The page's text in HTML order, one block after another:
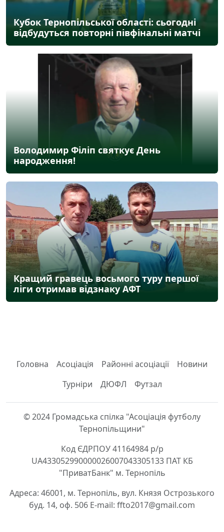
Кубок Тернопільської області: сьогодні
відбудуться повторні півфінальні матчі
Володимир Філіп святкує День
народження!
Кращий гравець восьмого туру першої
ліги отримав відзнаку АФТ
Головна Асоціація Районні асоціації
Новини
Турніри
ДЮФЛ Футзал
© 2024 Громадська спілка "Асоціація футболу
Тернопільщини"
Код ЄДРПОУ 41164984 р/р
UA433052990000026007043305133 ПАТ КБ
"ПриватБанк" м. Тернопіль
Адреса: 46001, м. Тернопіль, вул. Князя Острозького
буд. 14, оф. 506 E-mail: ffto2017@gmail.com